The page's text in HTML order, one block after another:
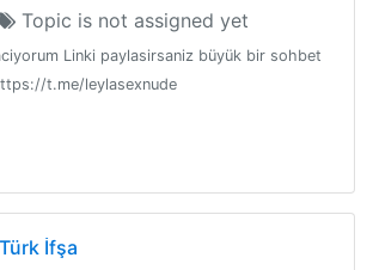
Topic is not assigned yet
Linki paylasirsaniz büyük bir sohbet
t.me/leylasexnude
İfşa